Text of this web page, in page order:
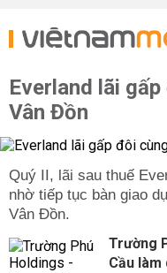
Everland lãi
Vân Đồn
Quý II, lãi sau thuế
nhờ tiếp tục bàn giao
Vân Đồn.
Trường
Cầu làm